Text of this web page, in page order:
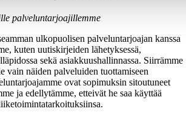
palveluntarjoajillemme
ulkopuolisen palveluntarjoajan kanssa
kuten uutiskirjeiden lähetyksessä,
sekä asiakkuushallinnassa. Siirrämme
vain näiden palveluiden tuottamiseen
ovat sopimuksin sitoutuneet
ja edellytämme, etteivät he saa käyttää